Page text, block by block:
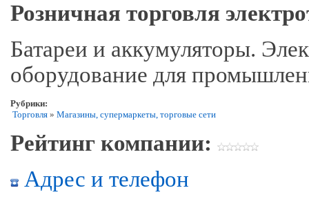
Розничная торговля
Батареи и аккумуляторы.
оборудование для
Рубрики:
Торговля » Магазины, супермаркеты, торговые сети
Рейтинг компании:
Адрес и телефон